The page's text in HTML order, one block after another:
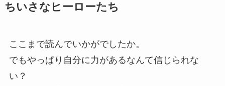
ちいさなヒーローたち
ここまで読んでいかがでしたか。
でもやっぱり自分に力があるなんて信じられな
い？